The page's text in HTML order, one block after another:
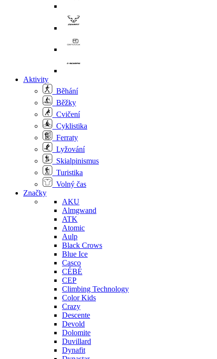
Aktivity
Běhání
Běžky
Cvičení
Cyklistika
Ferraty
Lyžování
Skialpinismus
Turistika
Volný čas
Značky
AKU
Almgwand
ATK
Atomic
Aulp
Black Crows
Blue Ice
Casco
CÉBÉ
CEP
Climbing Technology
Color Kids
Crazy
Descente
Devold
Dolomite
Duvillard
Dynafit